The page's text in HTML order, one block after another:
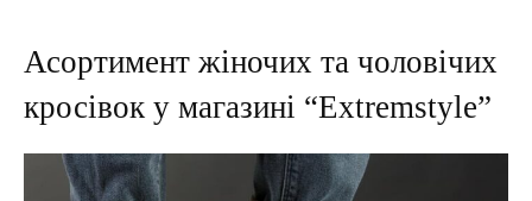
Асортимент жіночих та чоловічих
кросівок у магазині “Extremstyle”